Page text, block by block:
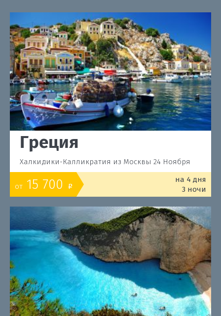
Греция
Халкидики-Калликратия из Москвы 24 Ноября
от 15 700 o
на 4 дня
3 ночи